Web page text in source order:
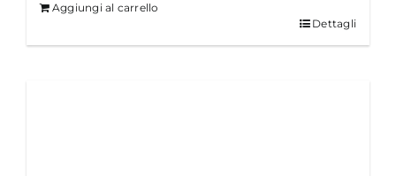
Aggiungi al carrello
Dettagli